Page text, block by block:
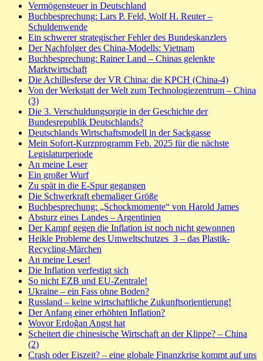
Vermögensteuer in Deutschland
Buchbesprechung: Lars P. Feld, Wolf H. Reuter –
Schuldenwende
Ein schwerer strategischer Fehler des Bundeskanzlers
Der Nachfolger des China-Modells: Vietnam
Buchbesprechung: Rainer Land – Chinas gelenkte
Marktwirtschaft
Die Achillesferse der VR China: die KPCH (China-4)
Von der Werkstatt der Welt zum Technologiezentrum – China
(3)
Die 3. Verschuldungsorgie in der Geschichte der
Bundesrepublik Deutschlands?
Deutschlands Wirtschaftsmodell in der Sackgasse
Mein Sofort-Kurzprogramm Feb. 2025 für die nächste
Legislaturperiode
An meine Leser
Ein großer Wurf
Zu spät in die E-Spur gegangen
Die Schwerkraft ehemaliger Größe
Buchbesprechung: „Schockmomente“ von Harold James
Absturz eines Landes – Argentinien
Der Kampf gegen die Inflation ist noch nicht gewonnen
Heikle Probleme des Umweltschutzes_3 – das Plastik-
Recycling-Märchen
An meine Leser!
Die Inflation verfestigt sich
So nicht EZB und EU-Zentrale!
Ukraine – ein Fass ohne Boden?
Russland – keine wirtschaftliche Zukunftsorientierung!
Der Anfang einer erhöhten Inflation?
Wovor Erdoğan Angst hat
Scheitert die chinesische Wirtschaft an der Klippe? – China
(2)
Crash oder Eiszeit? – eine globale Finanzkrise kommt auf uns